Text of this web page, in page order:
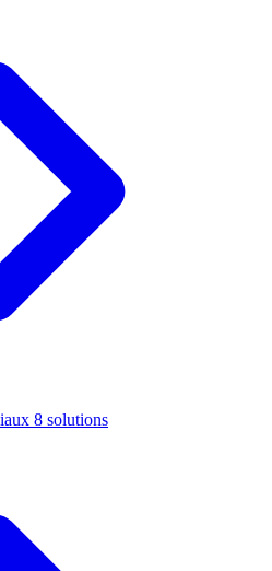
8 solutions